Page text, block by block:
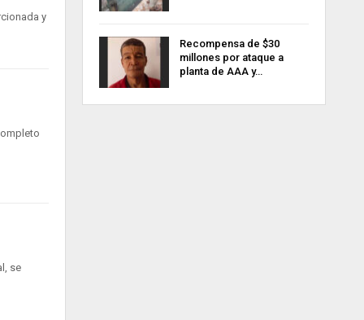
y
se
Recompensa de $30
millones por ataque a
planta de AAA y…